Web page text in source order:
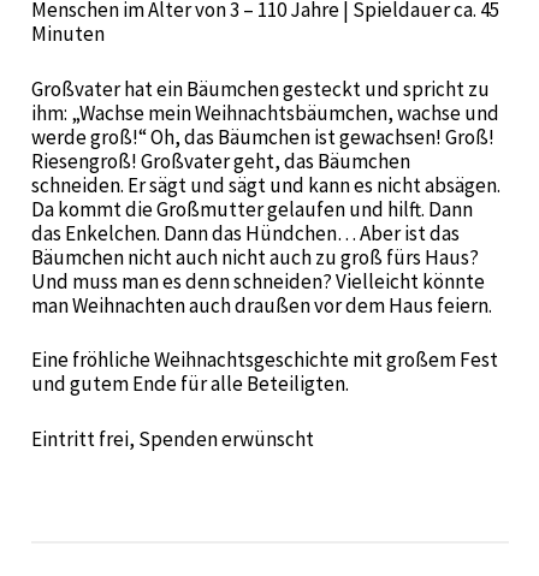
Menschen im Alter von 3 – 110 Jahre | Spieldauer ca. 45
Minuten
Großvater hat ein Bäumchen gesteckt und spricht zu
ihm: „Wachse mein Weihnachtsbäumchen, wachse und
werde groß!“ Oh, das Bäumchen ist gewachsen! Groß!
Riesengroß! Großvater geht, das Bäumchen
schneiden. Er sägt und sägt und kann es nicht absägen.
Da kommt die Großmutter gelaufen und hilft. Dann
das Enkelchen. Dann das Hündchen… Aber ist das
Bäumchen nicht auch nicht auch zu groß fürs Haus?
Und muss man es denn schneiden? Vielleicht könnte
man Weihnachten auch draußen vor dem Haus feiern.
Eine fröhliche Weihnachtsgeschichte mit großem Fest
und gutem Ende für alle Beteiligten.
Eintritt frei, Spenden erwünscht